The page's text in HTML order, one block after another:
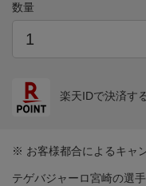
数量
楽天IDで決済す
※ お客様都合によるキャ
テゲバジャーロ宮崎の選